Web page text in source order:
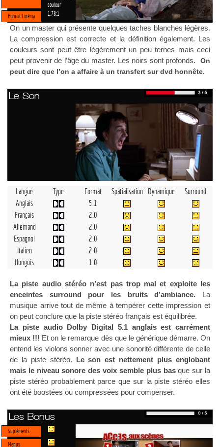
couleur
Format Cinéma
1.78:1
On un master qui présente quelques taches blanches légères.
La compression est correcte et la définition également. Les
couleurs sont peut être légèrement un peu ternes mais ceci
peut provenir de l’âge du master. Les noirs sont profonds.
On
peut dire que l’on a affaire à un transfert sur dvd honnête.
Le Son
Langue Type Format Spatialisation Dynamique
Surround
Anglais
5.1
Français
2.0
Allemand
2.0
Espagnol
2.0
Italien
2.0
Hongois
1.0
La piste audio stéréo n’est pas trop mal et exploite les
enceintes surround pour les bruits d’ambiance. La
musique arrive tout de même à tempérer cette impression et
on peut conclure que la piste stéréo français est équilibrée.
La piste audio Dolby Digital 5.1 anglais est carrément
mieux !!! Et on le remarque dès que le générique démarre. On
entend les violons sonner avec une sonorité différente de celle
de la piste stéréo. Le son est nettement plus englobant
mais le niveau sonore des voix semble plus basque sur la
piste stéréo probablement parce que sur la piste stéréo elles
ont été boostées ou compressées pour compenser.
Les Bonus
Supléments
Menus